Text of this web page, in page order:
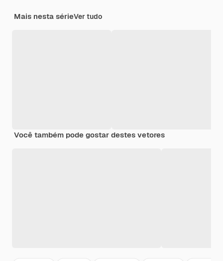
Mais nesta sérieVer tudo
Você também pode gostar destes vetores